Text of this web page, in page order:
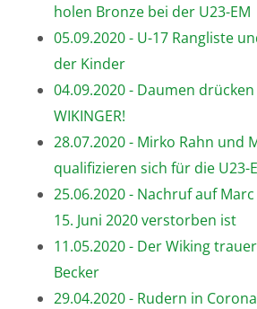
holen Bronze bei der U23-EM
05.09.2020 - U-17 Rangliste
der Kinder
04.09.2020 - Daumen
WIKINGER!
28.07.2020 - Mirko Rahn und
qualifizieren sich für die U23-
25.06.2020 - Nachruf auf
15. Juni 2020 verstorben ist
11.05.2020 - Der Wiking
Becker
29.04.2020 - Rudern in